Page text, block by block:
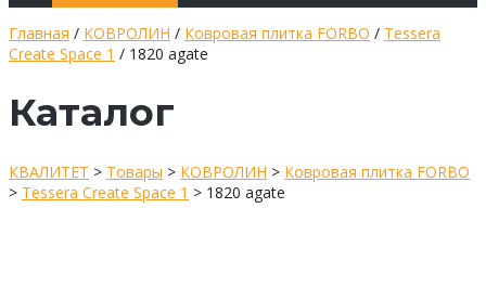
Главная / КОВРОЛИН / Ковровая плитка FORBO / Tessera
Create Space 1 / 1820 agate
Каталог
КВАЛИТЕТ > Товары > КОВРОЛИН > Ковровая плитка FORBO
> Tessera Create Space 1 > 1820 agate